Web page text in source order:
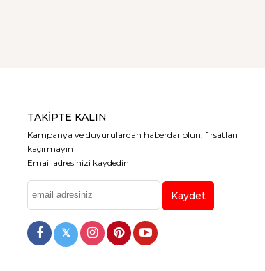
TAKIPTE KALIN
Kampanya ve duyurulardan haberdar olun, fırsatları
kaçırmayın
Email adresinizi kaydedin
Kaydet
𝕏